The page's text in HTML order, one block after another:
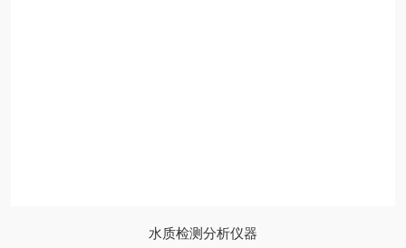
水质检测分析仪器